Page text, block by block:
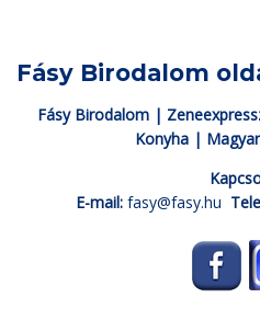
Fásy Birodalom
Fásy Birodalom |
Konyha |
E-mail: fasy@fasy.hu